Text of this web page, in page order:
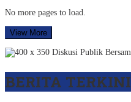
No more pages to load.
View More
BERITA TERKINI